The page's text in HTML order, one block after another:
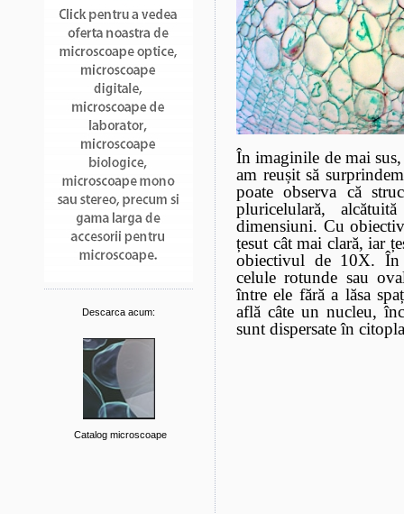
Descarca acum:
Catalog microscoape
În imaginile de mai
am reușit să
poate observa că
pluricelulară,
dimensiuni. Cu
țesut cât mai clară, iar
obiectivul de 10X. În
celule rotunde sau
între ele fără a lăsa
află câte un nucleu,
sunt dispersate în